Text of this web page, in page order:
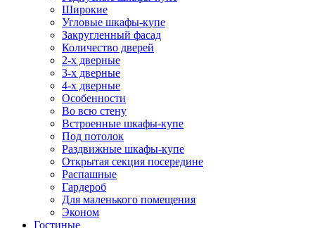
Широкие
Угловые шкафы-купе
Закругленный фасад
Количество дверей
2-х дверные
3-х дверные
4-х дверные
Особенности
Во всю стену
Встроенные шкафы-купе
Под потолок
Раздвижные шкафы-купе
Открытая секция посередине
Распашные
Гардероб
Для маленького помещения
Эконом
Гостиные